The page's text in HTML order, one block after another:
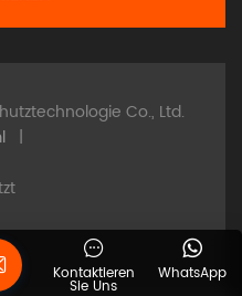
Co., Ltd.
|
WhatsApp
Kontaktieren
Sie Uns